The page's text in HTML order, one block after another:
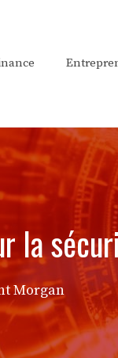
la
Morgan